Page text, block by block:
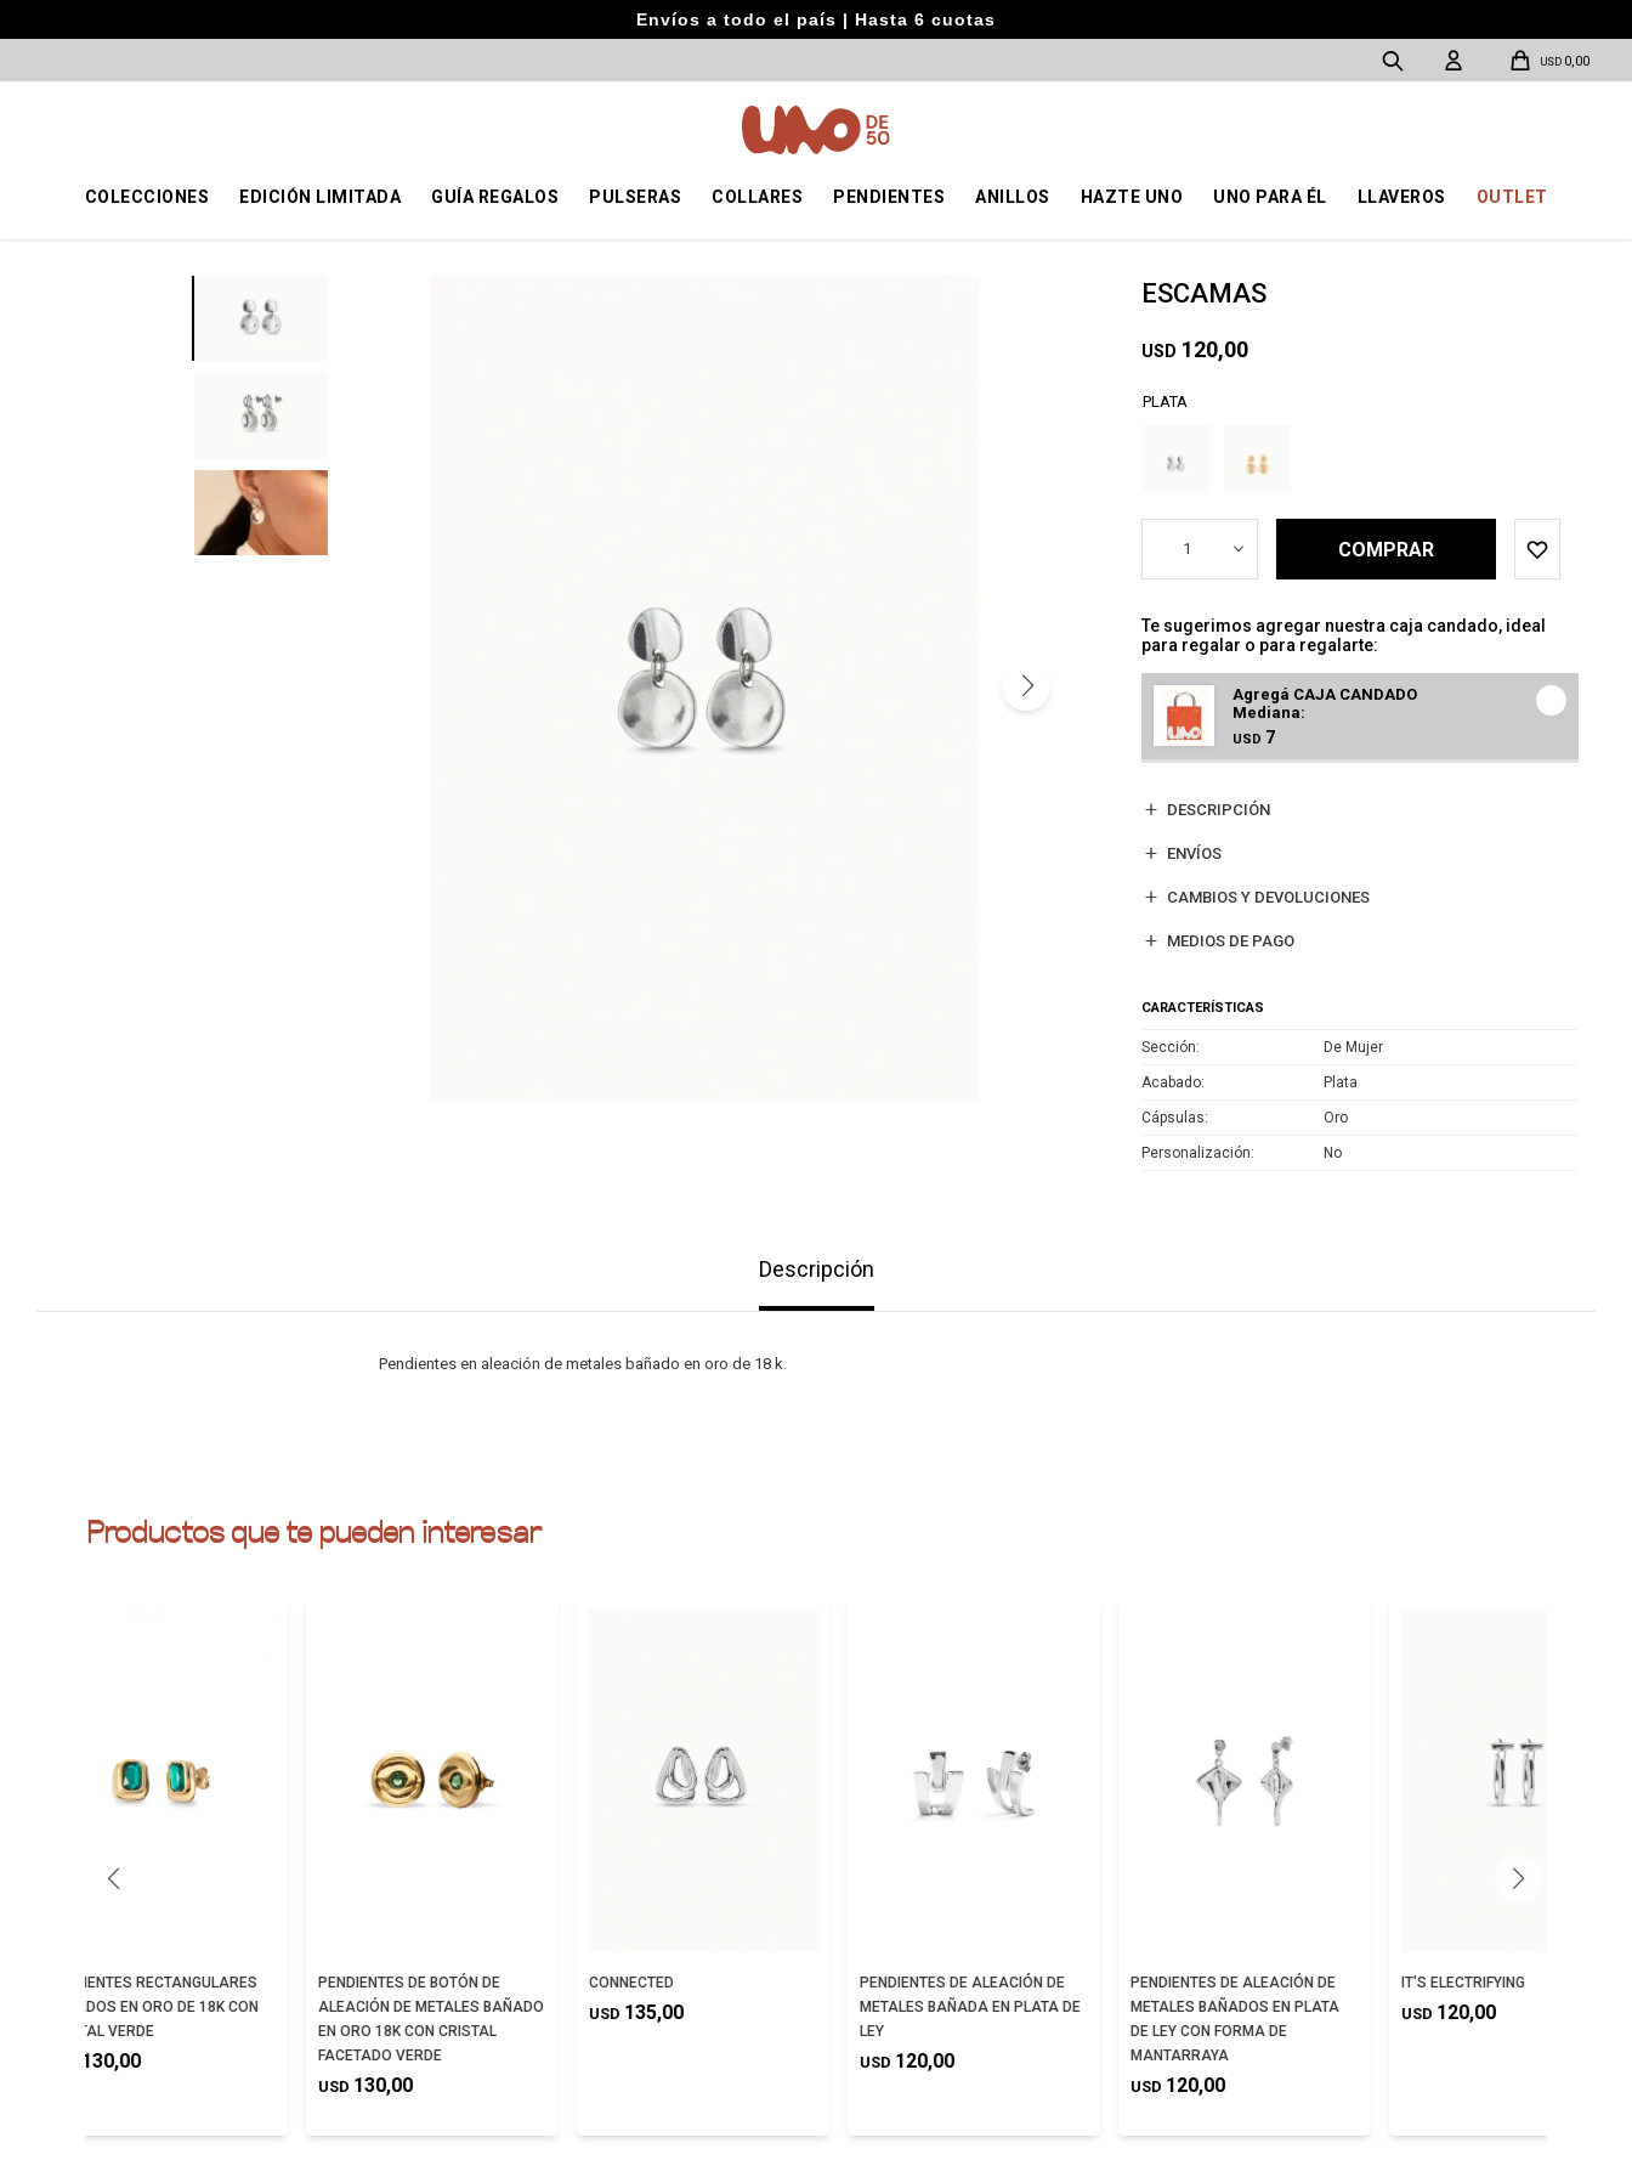
Envíos a todo el país | Hasta 6 cuotas
COLECCIONES EDICIÓN LIMITADA GUÍA REGALOS PULSERAS COLLARES PENDIENTES ANILLOS HAZTE UNO UNO PARA ÉL LLAVEROS OUTLET
USD 0,00
ESCAMAS
USD 120,00
PLATA
1 COMPRAR
Te sugerimos agregar nuestra caja candado, ideal
para regalar o para regalarte:
Agregá CAJA CANDADO
Mediana:
USD 7
DESCRIPCIÓN
ENVÍOS
CAMBIOS Y DEVOLUCIONES
MEDIOS DE PAGO
CARACTERÍSTICAS
Sección De Mujer
Acabado Plata
Cápsulas Oro
Personalización No
Descripción
Pendientes en aleación de metales bañado en oro de 18 k.
Productos que te pueden interesar
PENDIENTES RECTANGULARES
BAÑADOS EN ORO DE 18K CON
CRISTAL VERDE
130,00
PENDIENTES DE BOTÓN DE
ALEACIÓN DE METALES BAÑADO
EN ORO 18K CON CRISTAL
FACETADO VERDE
USD 130,00
CONNECTED
USD 135,00
PENDIENTES DE ALEACIÓN DE
METALES BAÑADA EN PLATA DE
LEY
USD 120,00
PENDIENTES DE ALEACIÓN DE
METALES BAÑADOS EN PLATA
DE LEY CON FORMA DE
MANTARRAYA
USD 120,00
IT'S ELECTRIFYING
USD 120,00